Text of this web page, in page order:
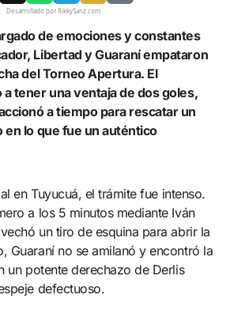
Desarrollado por RikkySanz.com
Libertad y Guaraní empataron
del Torneo Apertura. El
tener una ventaja de dos goles,
a tiempo para rescatar un
en lo que fue un auténtico
en Tuyucuá, el trámite fue intenso.
a los 5 minutos mediante Iván
un tiro de esquina para abrir la
Guaraní no se amilanó y encontró la
un potente derechazo de Derlis
defectuoso.